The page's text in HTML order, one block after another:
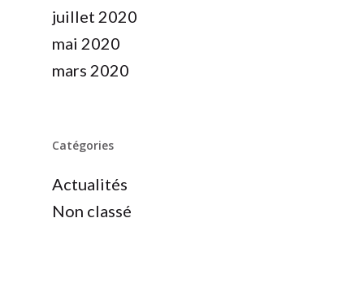
juillet 2020
mai 2020
mars 2020
Catégories
Actualités
Non classé